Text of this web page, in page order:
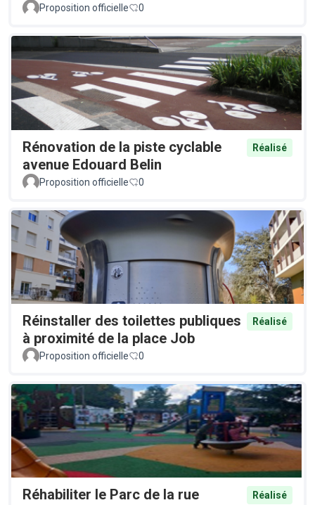
Proposition officielle 0
Rénovation de la piste cyclable
avenue Edouard Belin
Réalisé
Proposition officielle 0
Réinstaller des toilettes publiques
à proximité de la place Job
Réalisé
Proposition officielle 0
Réhabiliter le Parc de la rue
Réalisé